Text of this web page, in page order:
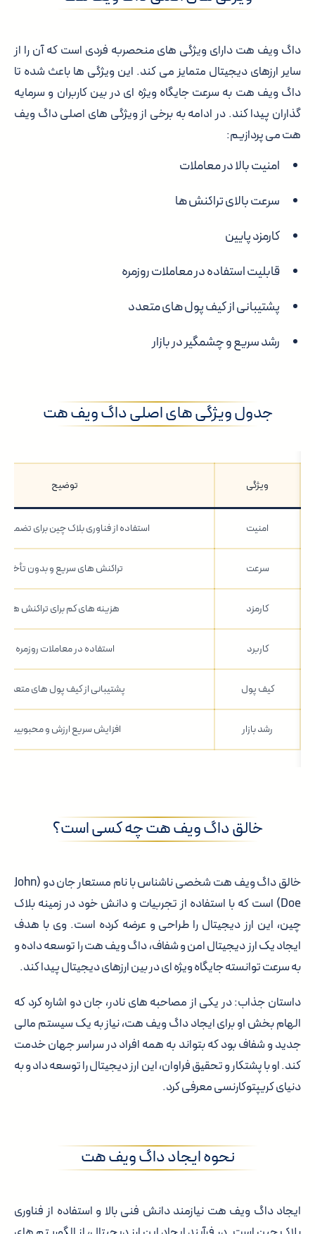
داگ ویف هت دارای ویژگی های منحصربه فردی است که آن را از
سایر ارزهای دیجیتال متمایز می کند. این ویژگی ها باعث شده تا
داگ ویف هت به سرعت جایگاه ویژه ای در بین کاربران و سرمایه
گذاران پیدا کند. در ادامه به برخی از ویژگی های اصلی داگ ویف
هت می پردازیم:
امنیت بالا در معاملات
سرعت بالای تراکنش ها
کارمزد پایین
قابلیت استفاده در معاملات روزمره
پشتیبانی از کیف پول های متعدد
رشد سریع و چشمگیر در بازار
جدول ویژگی های اصلی داگ ویف هت
ویژگی توضیح
امنیت استفاده از فناوری بلاک چین برای تضمین
سرعت تراکنش های سریع و بدون تأخیر
کارمزد هزینه های کم برای تراکنش ها
کاربرد استفاده در معاملات روزمره
کیف پول پشتیبانی از کیف پول های متعدد
رشد بازار افزایش سریع ارزش و محبوبیت
خالق داگ ویف هت چه کسی است؟
خالق داگ ویف هت شخصی ناشناس با نام مستعار جان دو (John
Doe) است که با استفاده از تجربیات و دانش خود در زمینه بلاک
چین، این ارز دیجیتال را طراحی و عرضه کرده است. وی با هدف
ایجاد یک ارز دیجیتال امن و شفاف، داگ ویف هت را توسعه داده و
به سرعت توانسته جایگاه ویژه ای در بین ارزهای دیجیتال پیدا کند.
داستان جذاب: در یکی از مصاحبه های نادر، جان دو اشاره کرد که
الهام بخش او برای ایجاد داگ ویف هت، نیاز به یک سیستم مالی
جدید و شفاف بود که بتواند به همه افراد در سراسر جهان خدمت
کند. او با پشتکار و تحقیق فراوان، این ارز دیجیتال را توسعه داد و به
دنیای کریپتوکارنسی معرفی کرد.
نحوه ایجاد داگ ویف هت
ایجاد داگ ویف هت نیازمند دانش فنی بالا و استفاده از فناوری